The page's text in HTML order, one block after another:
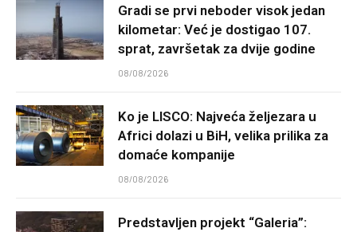
Gradi se prvi neboder visok jedan
kilometar: Već je dostigao 107.
sprat, završetak za dvije godine
08/08/2026
Ko je LISCO: Najveća željezara u
Africi dolazi u BiH, velika prilika za
domaće kompanije
08/08/2026
Predstavljen projekt “Galeria”: